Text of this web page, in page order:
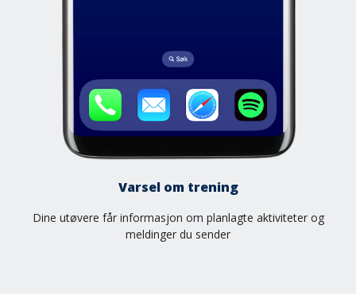
Varsel om trening
Dine utøvere får informasjon om planlagte aktiviteter og
meldinger du sender